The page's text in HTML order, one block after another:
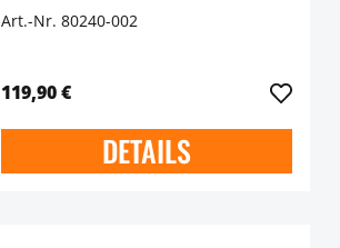
Art.-Nr. 80240-002
119,90 €
DETAILS